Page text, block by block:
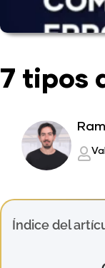
7 tipos
Índice del